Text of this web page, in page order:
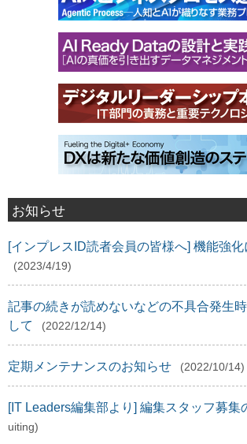
お知らせ
[インプレスID読者会員の皆様へ] 機能強
(2023/4/19)
記事の続きが読めないなどの不具合発生
して
(2022/12/14)
定期メンテナンスのお知らせ (2022/10/14)
[IT Leaders編集部より] 編集スタッフ募集
uiting)